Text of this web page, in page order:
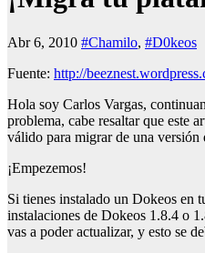
Abr 6, 2010 #Chamilo, #D0keos
Fuente: http://
Hola soy Carlos Vargas,
problema, cabe resaltar que este
válido para migrar de una versión
¡Empezemos!
Si tienes instalado un Dokeos en
instalaciones de Dokeos 1.8.4 o
vas a poder actualizar, y esto se